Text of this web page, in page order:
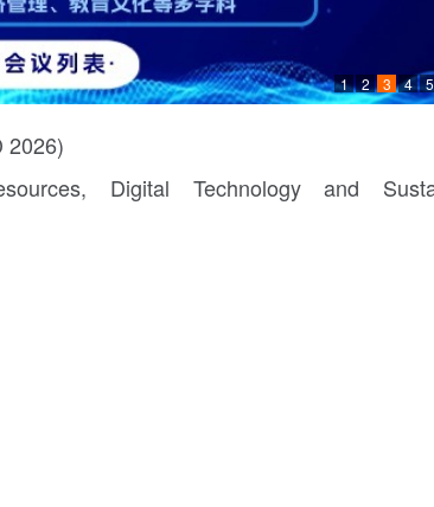
1 2 3 4 5
2026)
Digital Technology and